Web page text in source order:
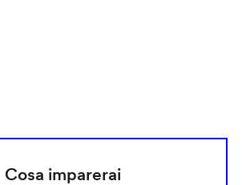
Cosa imparerai